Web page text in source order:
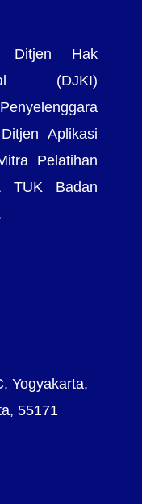
Ditjen Hak
(DJKI)
Aplikasi
Pelatihan
TUK Badan
Yogyakarta,
55171